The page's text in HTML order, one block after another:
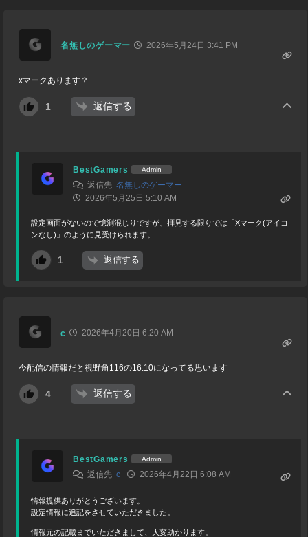
名無しのゲーマー 2026年5月24日 3:41 PM
xマークあります？
1 返信する
BestGamers Admin
返信先名無しのゲーマー
2026年5月25日 5:10 AM
設定画面がないので憶測混じりですが、拝見する限りでは「Xマーク(アイコ
ンなし)」のように見受けられます。
1 返信する
c 2026年4月20日 6:20 AM
今配信の情報だと視野角116の16:10になってる思います
4 返信する
BestGamers Admin
返信先c 2026年4月22日 6:08 AM
情報提供ありがとうございます。
設定情報に追記をさせていただきました。
情報元の記載までいただきまして、大変助かります。